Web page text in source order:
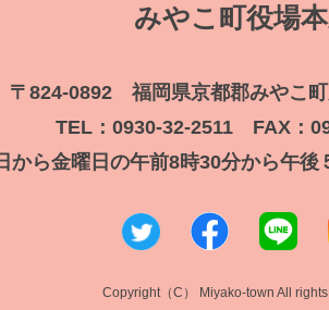
みやこ町役場
〒824-0892 福岡県京都郡みやこ
TEL：0930-32-2511 FAX：
から金曜日の午前8時30分から午後
Copyright（C） Miyako-town All rights